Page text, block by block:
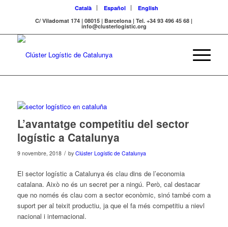
Català Español
English
C/ Viladomat 174 | 08015 | Barcelona | Tel. +34 93 496 45 68 |
info@clusterlogistic.org
L’avantatge competitiu del sector
logístic a Catalunya
9 novembre, 2018 / by Clúster Logístic de Catalunya
El sector logístic a Catalunya és clau dins de l’economia
catalana. Això no és un secret per a ningú. Però, cal destacar
que no només és clau com a sector econòmic, sinó també com a
suport per al teixit productiu, ja que el fa més competitiu a nievl
nacional i internacional.